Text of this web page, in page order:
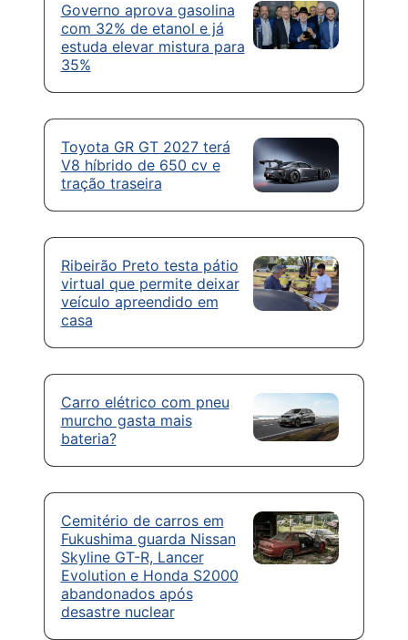
Governo aprova gasolina
com 32% de etanol e já
estuda elevar mistura para
35%
Toyota GR GT 2027 terá
V8 híbrido de 650 cv e
tração traseira
Ribeirão Preto testa pátio
virtual que permite deixar
veículo apreendido em
casa
Carro elétrico com pneu
murcho gasta mais
bateria?
Cemitério de carros em
Fukushima guarda Nissan
Skyline GT-R, Lancer
Evolution e Honda S2000
abandonados após
desastre nuclear